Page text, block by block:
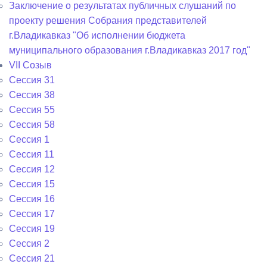
Заключение о результатах публичных слушаний по
проекту решения Собрания представителей
г.Владикавказ "Об исполнении бюджета
муниципального образования г.Владикавказ 2017 год"
VII Созыв
Сессия 31
Сессия 38
Сессия 55
Сессия 58
Сессия 1
Сессия 11
Сессия 12
Сессия 15
Сессия 16
Сессия 17
Сессия 19
Сессия 2
Сессия 21